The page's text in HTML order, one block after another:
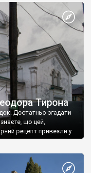
Тирона
Достатньо згадати
що цей,
рецепт привезли у